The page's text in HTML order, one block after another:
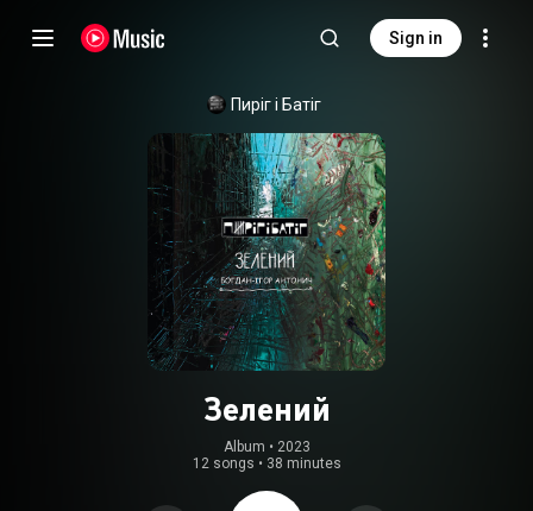
Sign in
Пиріг і Батіг
Зелений
Album • 2023
12 songs • 38 minutes